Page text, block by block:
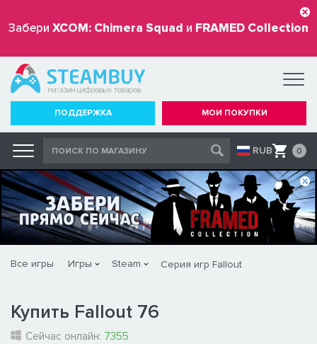
Забери XCOM: Chimera Squad и FRAMED Collection
бесплатно
ПОДДЕРЖКА МОИ ПОКУПКИ
RUB 0
Все игры Игры Steam Серия игр Fallout
Купить Fallout 76
Сейчас онлайн: 7355